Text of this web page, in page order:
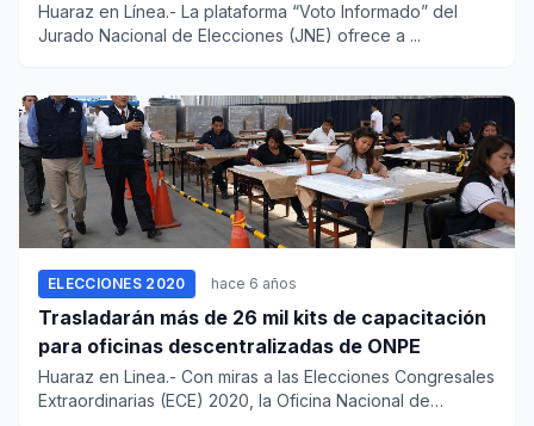
Huaraz en Línea.- La plataforma “Voto Informado” del
Jurado Nacional de Elecciones (JNE) ofrece a ...
ELECCIONES 2020 hace 6 años
Trasladarán más de 26 mil kits de capacitación
para oficinas descentralizadas de ONPE
Huaraz en Linea.- Con miras a las Elecciones Congresales
Extraordinarias (ECE) 2020, la Oficina Nacional de